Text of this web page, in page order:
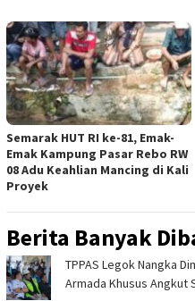
Semarak HUT RI ke-81, Emak-
Emak Kampung Pasar Rebo RW
08 Adu Keahlian Mancing di Kali
Proyek ‎
Berita Banyak
TPPAS Legok Nangka
Armada Khusus Angkut